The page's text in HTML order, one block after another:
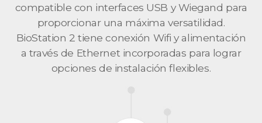
compatible con interfaces USB y Wiegand para
proporcionar una máxima versatilidad.
BioStation 2 tiene conexión Wifi y alimentación
a través de Ethernet incorporadas para lograr
opciones de instalación flexibles.